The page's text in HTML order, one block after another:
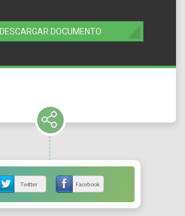
DESCARGAR DOCUMENTO